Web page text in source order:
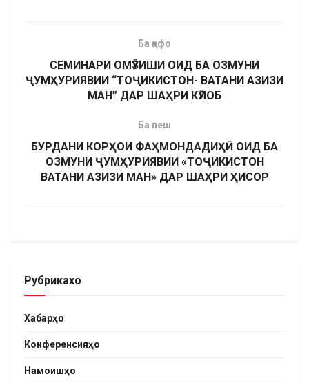
Ба қафо
СЕМИНАРИ ОМӮЗИШИ ОИД БА ОЗМУНИ
ҶУМҲУРИЯВИИ “ТОҶИКИСТОН- ВАТАНИ АЗИЗИ
МАН” ДАР ШАҲРИ КӮЛОБ
Ба пеш
БУРДАНИ КОРҲОИ ФАҲМОНДАДИҲӢ ОИД БА
ОЗМУНИ ҶУМҲУРИЯВИИ «ТОҶИКИСТОН
ВАТАНИ АЗИЗИ МАН» ДАР ШАҲРИ ҲИСОР
Рубрикахо
Хабарҳо
Конференсияҳо
Намоишҳо